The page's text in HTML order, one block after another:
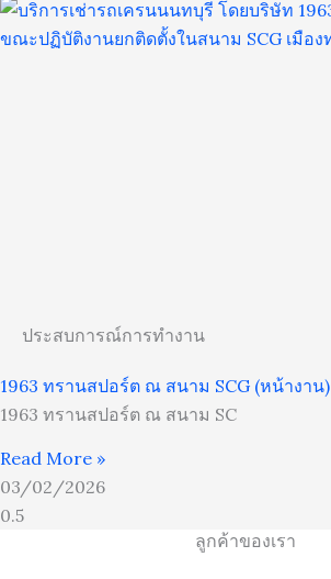
ประสบการณ์การทำงาน
1963 ทรานสปอร์ต ณ สนาม SCG (หน้างาน)
1963 ทรานสปอร์ต ณ สนาม SC
Read More »
03/02/2026
ลูกค้าของเรา